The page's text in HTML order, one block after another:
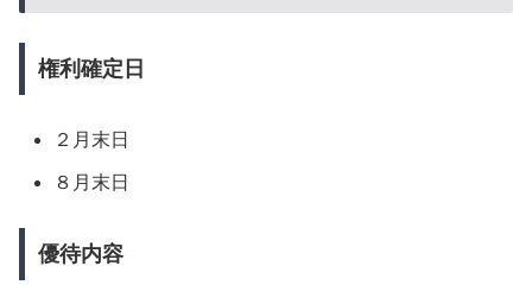
権利確定日
２月末日
８月末日
優待内容